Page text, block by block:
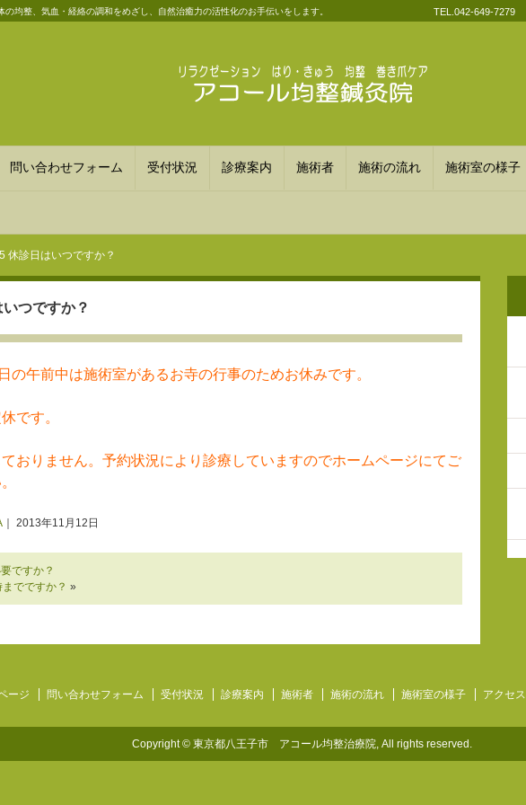
の均整、気血・経絡の調和をめざし、自然治癒力の活性化のお手伝いをします。 TEL.042-649-7279
問い合わせフォーム 受付状況 診療案内 施術者 施術の流れ 施術室の様子
休診日はいつですか？
つですか？
の午前中は施術室があるお寺の行事のためお休みです。
です。
おりません。予約状況により診療していますのでホームページにてご
｜ 2013年11月12日
ですか？
でですか？ »
ージ 問い合わせフォーム 受付状況 診療案内 施術者 施術の流れ 施術室の様子 アクセス
Copyright © 東京都八王子市 アコール均整治療院, All rights reserved.